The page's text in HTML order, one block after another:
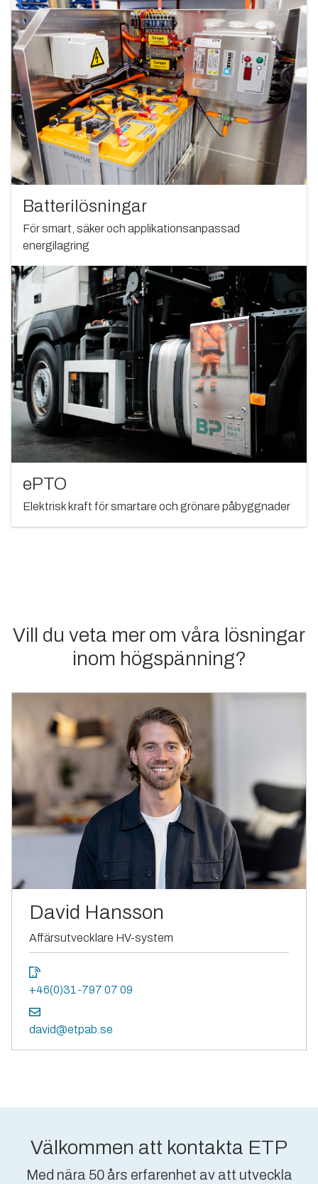
Batterilösningar
För smart, säker och applikationsanpassad
energilagring
ePTO
Elektrisk kraft för smartare och grönare påbyggnader
Vill du veta mer om våra lösningar
inom högspänning?
David Hansson
Affärsutvecklare HV-system
+46(0)31-797 07 09
david@etpab.se
Välkommen att kontakta ETP
Med nära 50 års erfarenhet av att utveckla